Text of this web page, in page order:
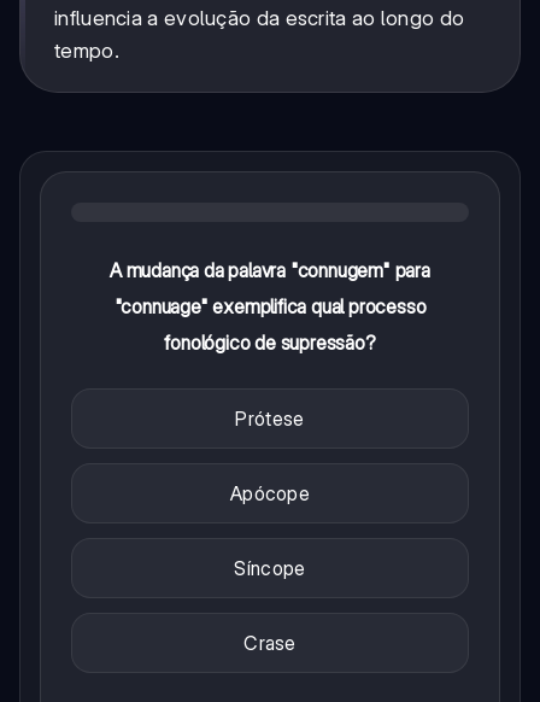
influencia a evolução da escrita ao longo do
tempo.
A mudança da palavra "connugem" para
"connuage" exemplifica qual processo
fonológico de supressão?
Prótese
Apócope
Síncope
Crase